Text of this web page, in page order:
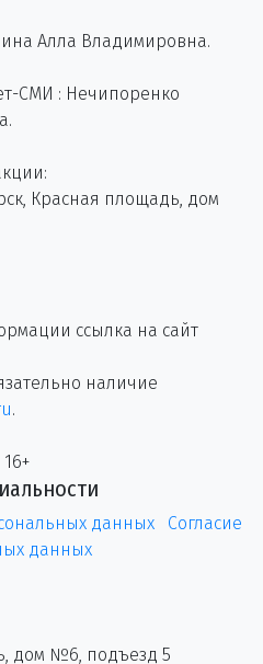
Алла Владимировна.
СМИ : Нечипоренко
Красная площадь, дом
ссылка на сайт
наличие
.
данных
Согласие
данных
дом №6, подъезд 5